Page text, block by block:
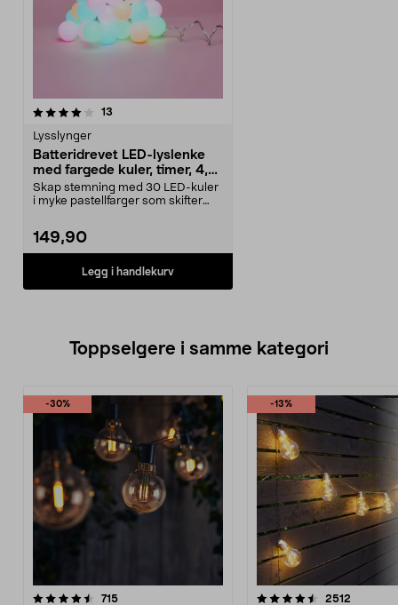
13
Lysslynger
Batteridrevet LED-lyslenke
med fargede kuler, timer, 4,8
m
Skap stemning med 30 LED-kuler
i myke pastellfarger som skifter
149,90
Legg i handlekurv
Toppselgere i samme kategori
-30%
715anmeldelser
-13%
4.5 av 5 stjerner 2512
4.5 av 5 stjerner